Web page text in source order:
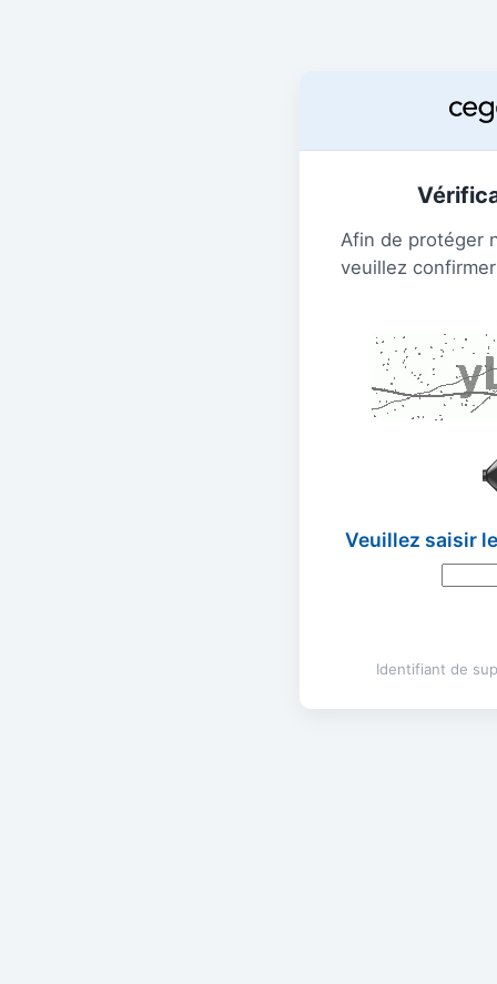
Afin de protéger
veuillez
Veuillez saisir
Identifiant de